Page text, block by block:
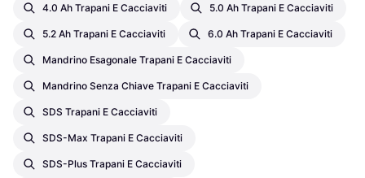
4.0 Ah Trapani E Cacciaviti 5.0 Ah Trapani E Cacciaviti
5.2 Ah Trapani E Cacciaviti 6.0 Ah Trapani E Cacciaviti
Mandrino Esagonale Trapani E Cacciaviti
Mandrino Senza Chiave Trapani E Cacciaviti
SDS Trapani E Cacciaviti
SDS-Max Trapani E Cacciaviti
SDS-Plus Trapani E Cacciaviti